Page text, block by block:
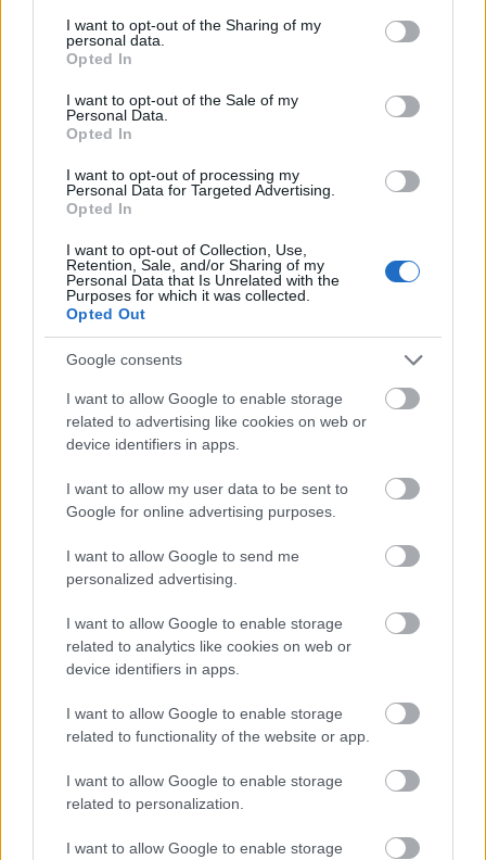
not limited to your visit or usage behaviour. You may click to
grant or deny consent to Google and its third-party tags to
use your data for below specified purposes in below Google
consent section.
I want to opt-out of the Sharing of my
personal data.
Opted In
I want to opt-out of the Sale of my
Personal Data.
Opted In
I want to opt-out of processing my
Personal Data for Targeted Advertising.
Opted In
I want to opt-out of Collection, Use,
Retention, Sale, and/or Sharing of my
Personal Data that Is Unrelated with the
Purposes for which it was collected.
Opted Out
Google consents
I want to allow Google to enable storage
related to advertising like cookies on web or
device identifiers in apps.
I want to allow my user data to be sent to
Google for online advertising purposes.
I want to allow Google to send me
personalized advertising.
I want to allow Google to enable storage
related to analytics like cookies on web or
device identifiers in apps.
I want to allow Google to enable storage
related to functionality of the website or app.
I want to allow Google to enable storage
related to personalization.
I want to allow Google to enable storage
El algoritmo deSofaScoresuele penalizar mucho a los
jugadores con un mal rendimiento en duelos ganados y
eficiente. Contra el Real Madrid generó 4 remates y realizó
un par de disparos, pero tuvo un ratio de duelos del 7% (1
de 14) y 21 pérdidas en 54 toques de balón, obteniendo una
valoración de 5.8 (-2 puntos).
pasando de los 2,4 que completaba por partido en Eibar a
0,9 en Valladolid. Otro hándicap para fichar o mantener a un
futbolista que lleva 2 puntos en total en los últimos cinco
partidos.
El portero del Celta está condicionando mucho a todo aquel
que lo tenga en su equipo por sus malas puntuaciones.
Contra el Valencia fue expulsado y obtuvo su tercer
negativo de la temporada (-6). Acumula tres jornadas
Blanco es el peor portero titular del juego, con un pírrico
plantilla, es recomendable vender y fichar un recambio.
Para la jornada 25 te puede valer su compañero Iván Villar